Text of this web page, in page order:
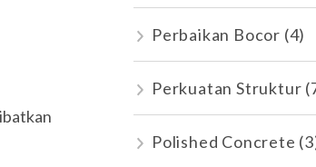
Perbaikan Bocor (4)
Perkuatan Struktur
Polished Concrete